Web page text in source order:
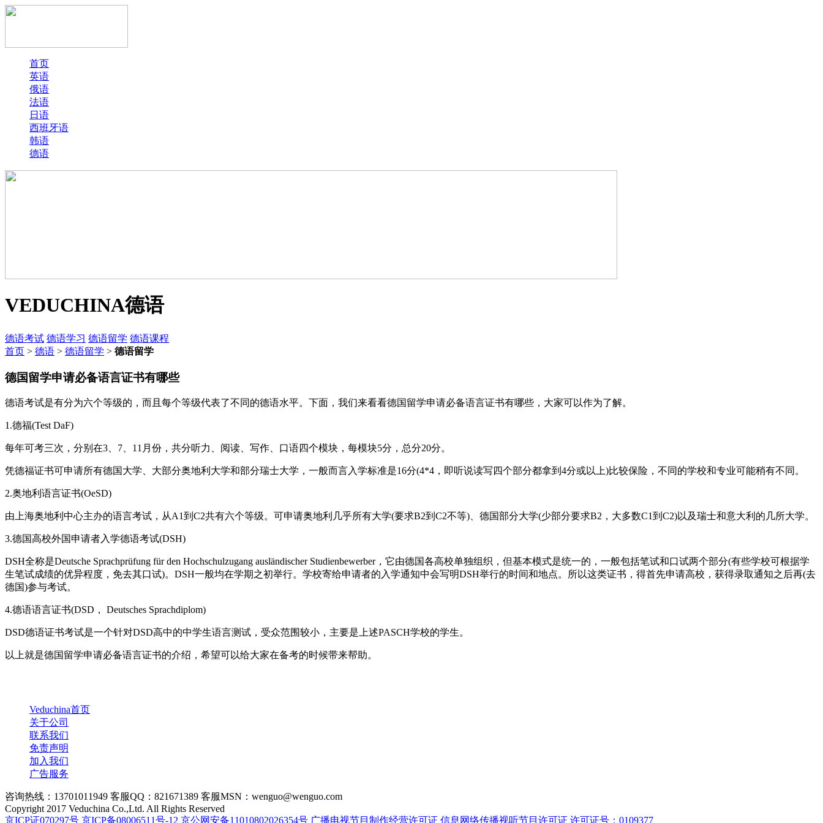
首页
英语
俄语
法语
日语
西班牙语
韩语
德语
VEDUCHINA德语
德语考试 德语学习 德语留学 德语课程
首页 > 德语 > 德语留学 > 德语留学
德国留学申请必备语言证书有哪些
德语考试是有分为六个等级的，而且每个等级代表了不同的德语水平。下面，我们来看看德国留学申请必备语言证书有哪些，大家可以作为了解。
1.德福(Test DaF)
每年可考三次，分别在3、7、11月份，共分听力、阅读、写作、口语四个模块，每模块5分，总分20分。
凭德福证书可申请所有德国大学、大部分奥地利大学和部分瑞士大学，一般而言入学标准是16分(4*4，即听说读写四个部分都拿到4分或以上)比较保险，不同的学校和专业可能稍有不同。
2.奥地利语言证书(OeSD)
由上海奥地利中心主办的语言考试，从A1到C2共有六个等级。可申请奥地利几乎所有大学(要求B2到C2不等)、德国部分大学(少部分要求B2，大多数C1到C2)以及瑞士和意大利的几所大学。
3.德国高校外国申请者入学德语考试(DSH)
DSH全称是Deutsche Sprachprüfung für den Hochschulzugang ausländischer Studienbewerber，它由德国各高校单独组织，但基本模式是统一的，一般包括笔试和口试两个部分(有些学校可根据学
生笔试成绩的优异程度，免去其口试)。DSH一般均在学期之初举行。学校寄给申请者的入学通知中会写明DSH举行的时间和地点。所以这类证书，得首先申请高校，获得录取通知之后再(去
德国)参与考试。
4.德语语言证书(DSD， Deutsches Sprachdiplom)
DSD德语证书考试是一个针对DSD高中的中学生语言测试，受众范围较小，主要是上述PASCH学校的学生。
以上就是德国留学申请必备语言证书的介绍，希望可以给大家在备考的时候带来帮助。
Veduchina首页
关于公司
联系我们
免责声明
加入我们
广告服务
咨询热线：13701011949 客服QQ：821671389 客服MSN：wenguo@wenguo.com
Copyright 2017 Veduchina Co.,Ltd. All Rights Reserved
京ICP证070297号 京ICP备08006511号-12 京公网安备11010802026354号 广播电视节目制作经营许可证 信息网络传播视听节目许可证 许可证号：0109377